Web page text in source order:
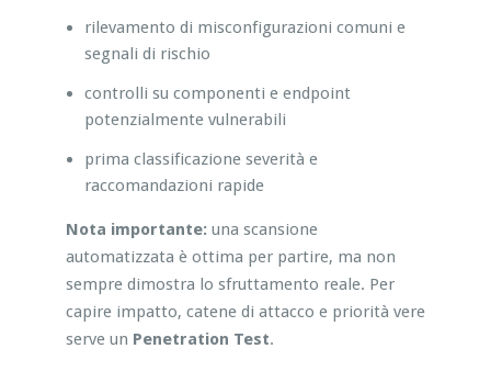
rilevamento di misconfigurazioni comuni e
segnali di rischio
controlli su componenti e endpoint
potenzialmente vulnerabili
prima classificazione severità e
raccomandazioni rapide
Nota importante: una scansione
automatizzata è ottima per partire, ma non
sempre dimostra lo sfruttamento reale. Per
capire impatto, catene di attacco e priorità vere
serve un Penetration Test.